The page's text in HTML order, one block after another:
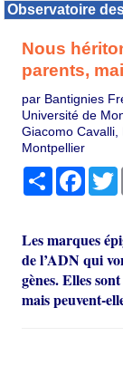
Observatoire
Nous
parents,
par Bantignies
Université de
Giacomo
Montpellier
Partager
Les marques
de l’ADN qui
gènes. Elles
mais peuvent-